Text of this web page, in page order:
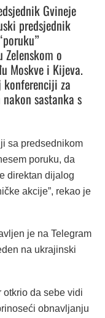
Gvineje
predsjednik
o
Moskve i Kijeva.
za
sastanka s
sa predsednikom
poruku, da
direktan dijalog
akcije”, rekao je
je na Telegram
na ukrajinski
otkrio da sebe vidi
obnavljanju